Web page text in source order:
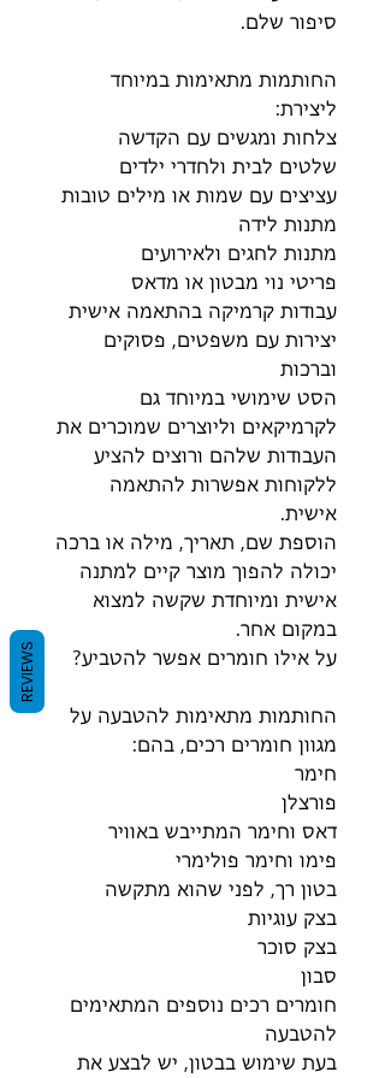
סיפור שלם.
החותמות מתאימות במיוחד
ליצירת:
צלחות ומגשים עם הקדשה
שלטים לבית ולחדרי ילדים
עציצים עם שמות או מילים טובות
מתנות לידה
מתנות לחגים ולאירועים
פריטי נוי מבטון או מדאס
עבודות קרמיקה בהתאמה אישית
יצירות עם משפטים, פסוקים
וברכות
הסט שימושי במיוחד גם
לקרמיקאים וליוצרים שמוכרים את
העבודות שלהם ורוצים להציע
ללקוחות אפשרות להתאמה
אישית.
הוספת שם, תאריך, מילה או ברכה
יכולה להפוך מוצר קיים למתנה
אישית ומיוחדת שקשה למצוא
במקום אחר.
על אילו חומרים אפשר להטביע?
החותמות מתאימות להטבעה על
מגוון חומרים רכים, בהם:
חימר
פורצלן
דאס וחימר המתייבש באוויר
פימו וחימר פולימרי
בטון רך, לפני שהוא מתקשה
בצק עוגיות
בצק סוכר
סבון
חומרים רכים נוספים המתאימים
להטבעה
בעת שימוש בבטון, יש לבצע את
REVIEWS